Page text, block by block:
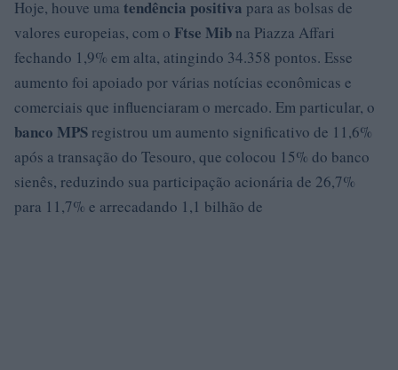
Hoje, houve uma tendência positiva para as bolsas de
valores europeias, com o Ftse Mib na Piazza Affari
fechando 1,9% em alta, atingindo 34.358 pontos. Esse
aumento foi apoiado por várias notícias econômicas e
comerciais que influenciaram o mercado. Em particular, o
banco MPS registrou um aumento significativo de 11,6%
após a transação do Tesouro, que colocou 15% do banco
sienês, reduzindo sua participação acionária de 26,7%
para 11,7% e arrecadando 1,1 bilhão de